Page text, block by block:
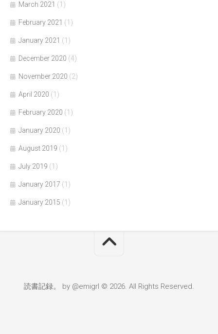
March 2021 (1)
February 2021 (1)
January 2021 (1)
December 2020 (4)
November 2020 (2)
April 2020 (1)
February 2020 (1)
January 2020 (1)
August 2019 (1)
July 2019 (1)
January 2017 (1)
January 2015 (1)
読書記録。 by @emigrl © 2026. All Rights Reserved.